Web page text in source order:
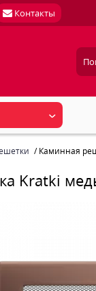
Контакты
Каминная
Kratki